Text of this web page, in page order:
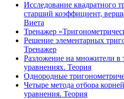
Исследование квадратного
старший коэффициент,
Виета
Тренажер
Решение элементарных
Тренажер
Разложение на множители в
уравнениях. Теория
Однородные
Четыре метода отбора
уравнения. Теория